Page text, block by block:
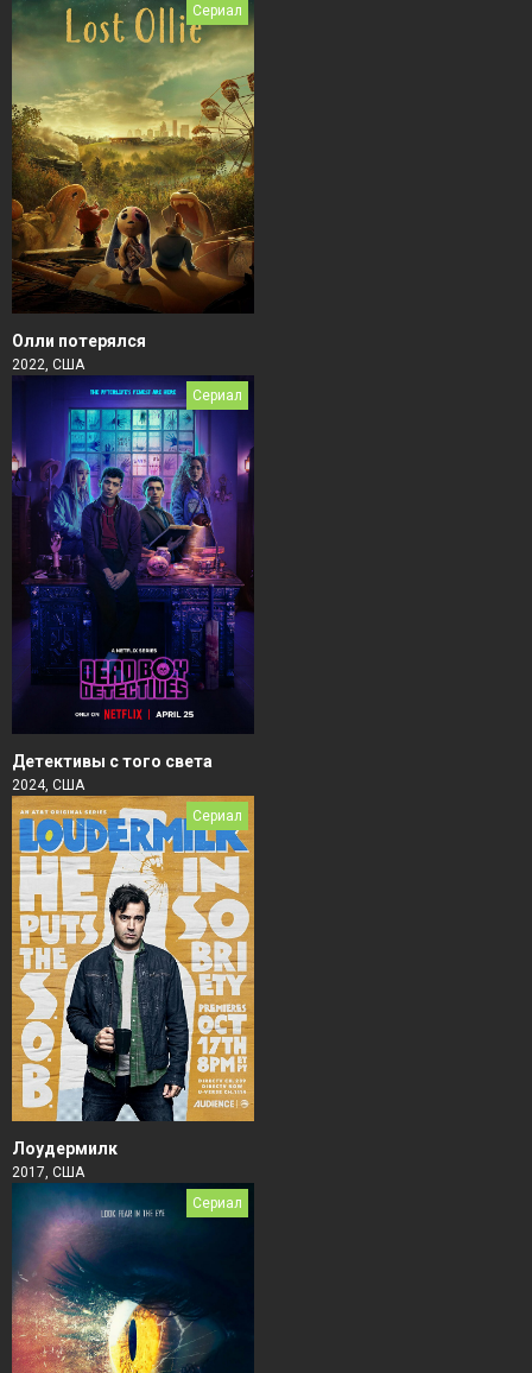
Сериал
Олли потерялся
2022, США
Сериал
Детективы с того света
2024, США
Сериал
Лоудермилк
2017, США
Сериал